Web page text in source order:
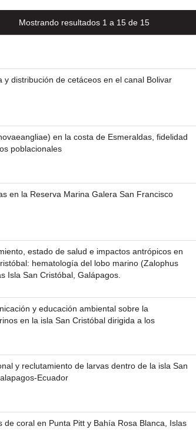
Mostrando resultados 1 a 15 de 15
y distribución de cetáceos en el canal Bolivar
en la costa de Esmeraldas, fidelidad
poblacionales
en la Reserva Marina Galera San Francisco
estado de salud e impactos antrópicos en
hematología del lobo marino (Zalophus
Isla San Cristóbal, Galápagos.
y educación ambiental sobre la
en la isla San Cristóbal dirigida a los
y reclutamiento de larvas dentro de la isla San
Ecuador
de coral en Punta Pitt y Bahía Rosa Blanca, Islas